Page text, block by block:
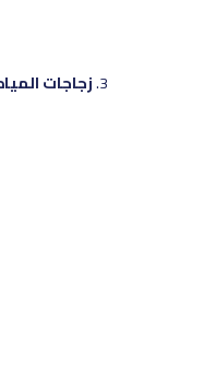
زجاجات